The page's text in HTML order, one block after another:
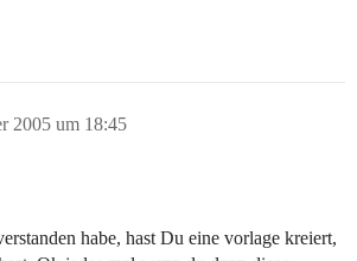
2005 um 18:45
habe, hast Du eine vorlage kreiert,